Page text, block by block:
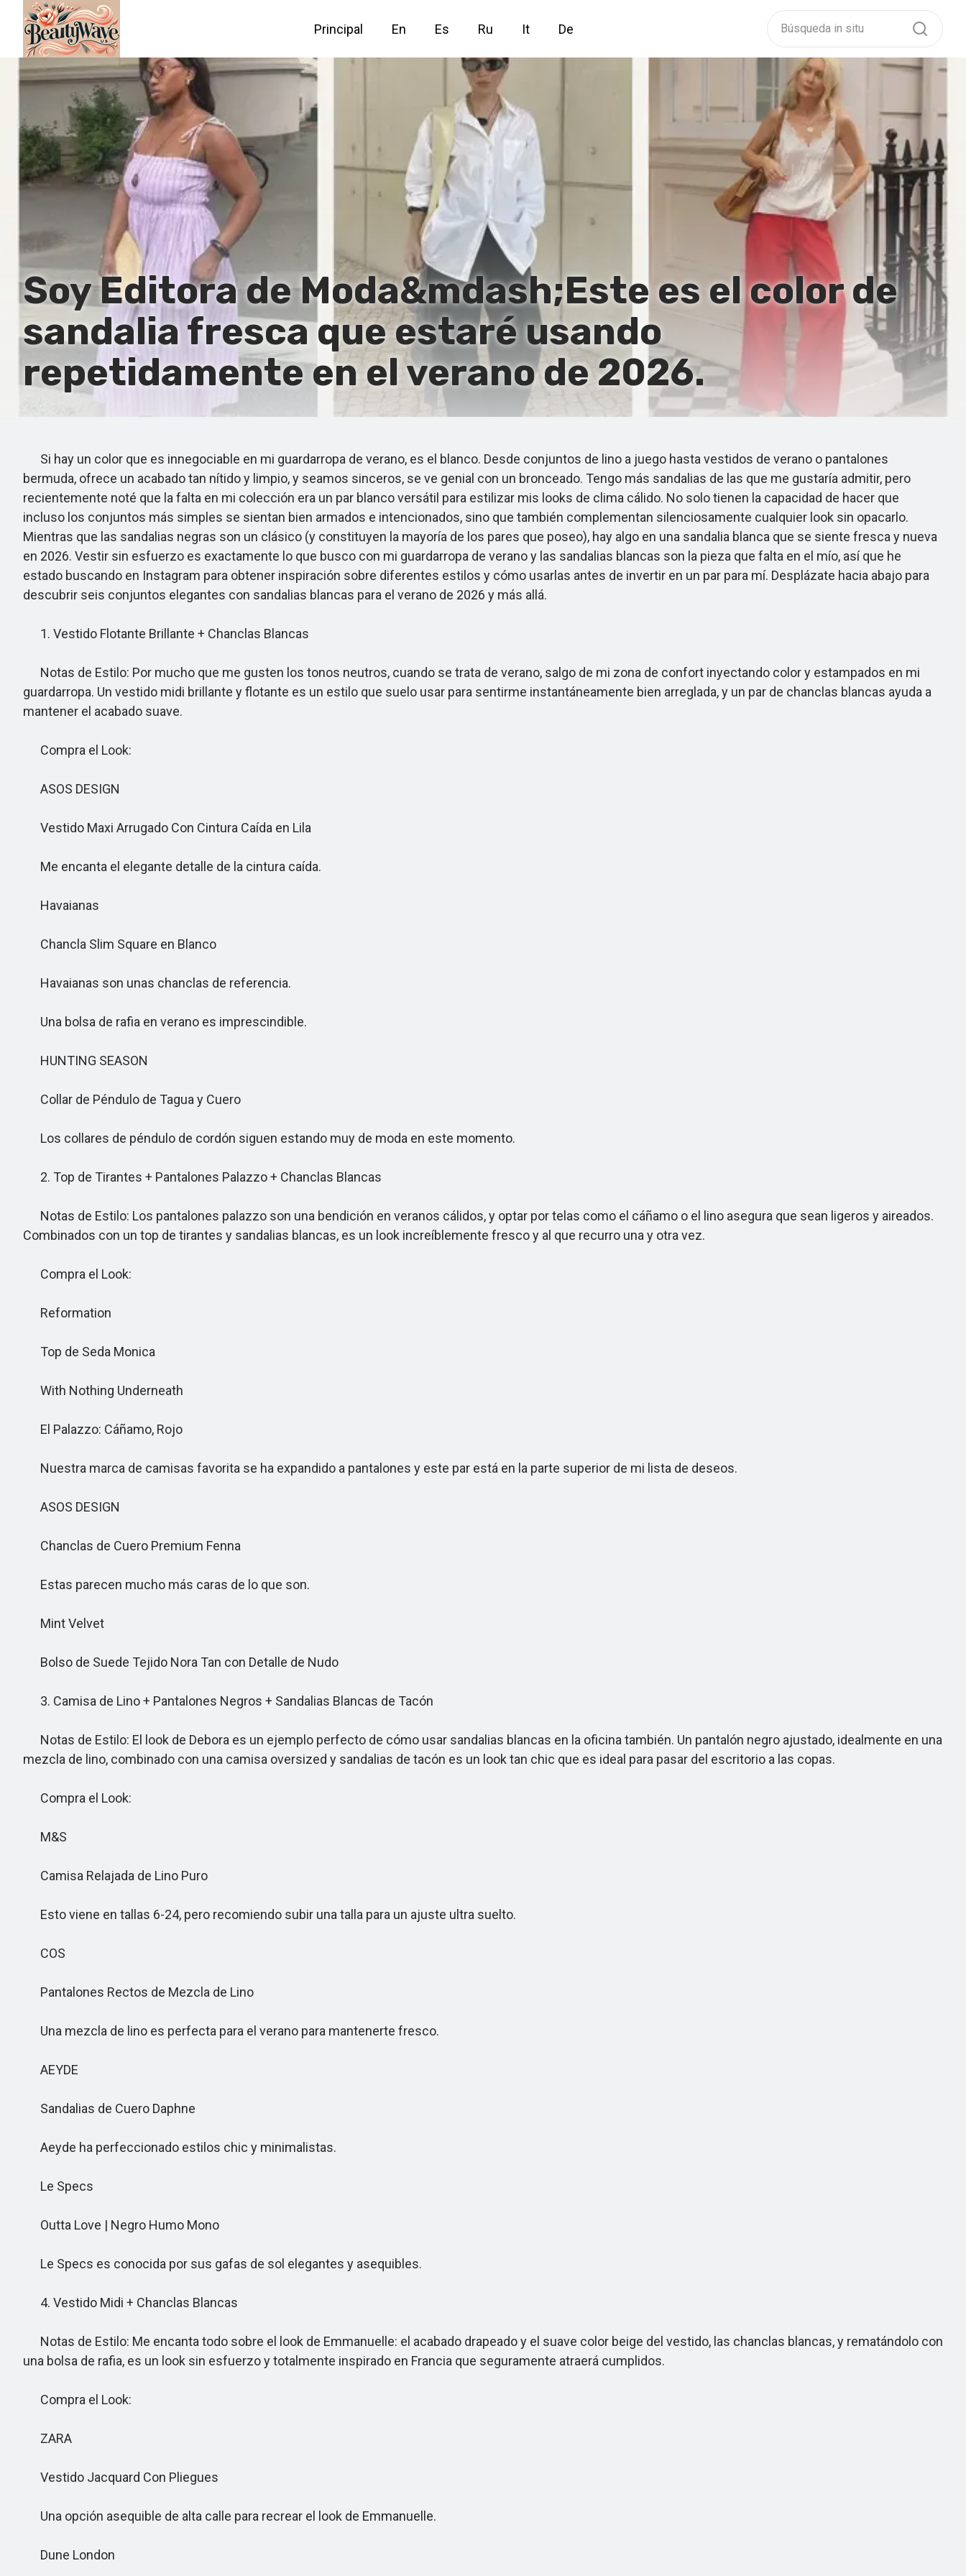
Principal En Es Ru It De
Soy Editora de Moda&mdash;Este es el color de
sandalia fresca que estaré usando
repetidamente en el verano de 2026.
Si hay un color que es innegociable en mi guardarropa de verano, es el blanco. Desde conjuntos de lino a juego hasta vestidos de verano o pantalones
bermuda, ofrece un acabado tan nítido y limpio, y seamos sinceros, se ve genial con un bronceado. Tengo más sandalias de las que me gustaría admitir, pero
recientemente noté que la falta en mi colección era un par blanco versátil para estilizar mis looks de clima cálido. No solo tienen la capacidad de hacer que
incluso los conjuntos más simples se sientan bien armados e intencionados, sino que también complementan silenciosamente cualquier look sin opacarlo.
Mientras que las sandalias negras son un clásico (y constituyen la mayoría de los pares que poseo), hay algo en una sandalia blanca que se siente fresca y nueva
en 2026. Vestir sin esfuerzo es exactamente lo que busco con mi guardarropa de verano y las sandalias blancas son la pieza que falta en el mío, así que he
estado buscando en Instagram para obtener inspiración sobre diferentes estilos y cómo usarlas antes de invertir en un par para mí. Desplázate hacia abajo para
descubrir seis conjuntos elegantes con sandalias blancas para el verano de 2026 y más allá.
1. Vestido Flotante Brillante + Chanclas Blancas
Notas de Estilo: Por mucho que me gusten los tonos neutros, cuando se trata de verano, salgo de mi zona de confort inyectando color y estampados en mi
guardarropa. Un vestido midi brillante y flotante es un estilo que suelo usar para sentirme instantáneamente bien arreglada, y un par de chanclas blancas ayuda a
mantener el acabado suave.
Compra el Look:
ASOS DESIGN
Vestido Maxi Arrugado Con Cintura Caída en Lila
Me encanta el elegante detalle de la cintura caída.
Havaianas
Chancla Slim Square en Blanco
Havaianas son unas chanclas de referencia.
Una bolsa de rafia en verano es imprescindible.
HUNTING SEASON
Collar de Péndulo de Tagua y Cuero
Los collares de péndulo de cordón siguen estando muy de moda en este momento.
2. Top de Tirantes + Pantalones Palazzo + Chanclas Blancas
Notas de Estilo: Los pantalones palazzo son una bendición en veranos cálidos, y optar por telas como el cáñamo o el lino asegura que sean ligeros y aireados.
Combinados con un top de tirantes y sandalias blancas, es un look increíblemente fresco y al que recurro una y otra vez.
Compra el Look:
Reformation
Top de Seda Monica
With Nothing Underneath
El Palazzo: Cáñamo, Rojo
Nuestra marca de camisas favorita se ha expandido a pantalones y este par está en la parte superior de mi lista de deseos.
ASOS DESIGN
Chanclas de Cuero Premium Fenna
Estas parecen mucho más caras de lo que son.
Mint Velvet
Bolso de Suede Tejido Nora Tan con Detalle de Nudo
3. Camisa de Lino + Pantalones Negros + Sandalias Blancas de Tacón
Notas de Estilo: El look de Debora es un ejemplo perfecto de cómo usar sandalias blancas en la oficina también. Un pantalón negro ajustado, idealmente en una
mezcla de lino, combinado con una camisa oversized y sandalias de tacón es un look tan chic que es ideal para pasar del escritorio a las copas.
Compra el Look:
M&S
Camisa Relajada de Lino Puro
Esto viene en tallas 6-24, pero recomiendo subir una talla para un ajuste ultra suelto.
COS
Pantalones Rectos de Mezcla de Lino
Una mezcla de lino es perfecta para el verano para mantenerte fresco.
AEYDE
Sandalias de Cuero Daphne
Aeyde ha perfeccionado estilos chic y minimalistas.
Le Specs
Outta Love | Negro Humo Mono
Le Specs es conocida por sus gafas de sol elegantes y asequibles.
4. Vestido Midi + Chanclas Blancas
Notas de Estilo: Me encanta todo sobre el look de Emmanuelle: el acabado drapeado y el suave color beige del vestido, las chanclas blancas, y rematándolo con
una bolsa de rafia, es un look sin esfuerzo y totalmente inspirado en Francia que seguramente atraerá cumplidos.
Compra el Look:
ZARA
Vestido Jacquard Con Pliegues
Una opción asequible de alta calle para recrear el look de Emmanuelle.
Dune London